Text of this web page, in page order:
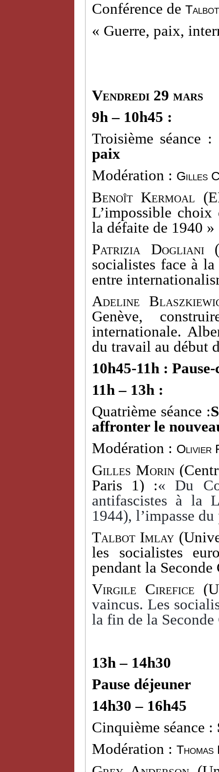
Conférence de
« Guerre, paix,
Vendredi 29 mars
9h – 10h45 :
Troisième séance :
paix
Modération : Gilles
Benoît Kermoal
L’impossible
la défaite de 1940 »
Patrizia Dogliani
socialistes face à
entre
Adeline
Genève,
internationale.
du travail au début
10h45-11h : Pause-
11h – 13h :
Quatrième séance :
affronter le
Modération : Olivier
Gilles Morin
Paris 1) :« Du
antifascistes à la
1944), l’impasse
Talbot Imlay
les socialistes
pendant la
Virgile Cirefice
vaincus. Les
la fin de la
13h – 14h30
Pause déjeuner
14h30 – 16h45
Cinquième séance :
Modération :